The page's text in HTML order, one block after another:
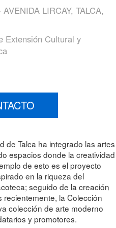
LIRCAY, TALCA,
Extensión Cultural y
de Talca ha integrado las artes
espacios donde la creatividad
de esto es el proyecto
en la riqueza del
seguido de la creación
la Colección
colección de arte moderno
y promotores.